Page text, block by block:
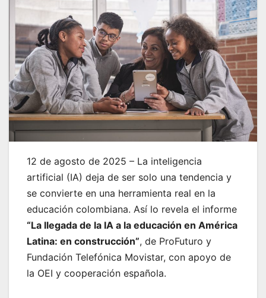
12 de agosto de 2025 – La inteligencia
artificial (IA) deja de ser solo una tendencia y
se convierte en una herramienta real en la
educación colombiana. Así lo revela el informe
“La llegada de la IA a la educación en América
Latina: en construcción”, de ProFuturo y
Fundación Telefónica Movistar, con apoyo de
la OEI y cooperación española.